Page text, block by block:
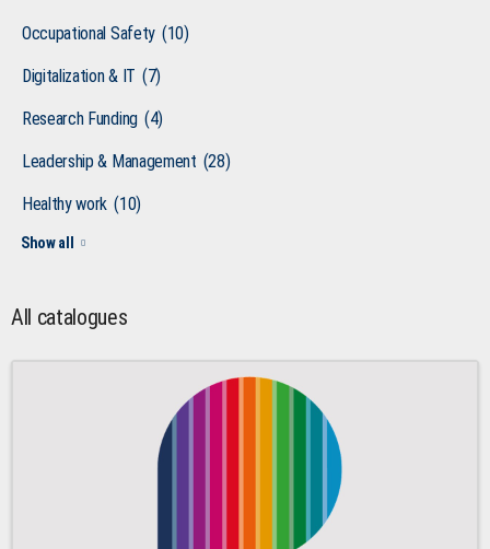
Occupational Safety (10)
Digitalization & IT (7)
Research Funding (4)
Leadership & Management (28)
Healthy work (10)
Show all
All catalogues